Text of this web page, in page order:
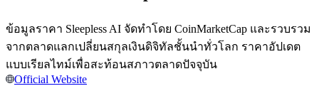
การวิเคราะห์ข้อมูลขนาดใหญ่ รวมถึงข้อมูลการค้า ฯลฯ
ข้อมูลราคา Sleepless AI จัดทำโดย CoinMarketCap และรวบรวม
จากตลาดแลกเปลี่ยนสกุลเงินดิจิทัลชั้นนำทั่วโลก ราคาอัปเดต
แบบเรียลไทม์เพื่อสะท้อนสภาวตลาดปัจจุบัน
Official Website